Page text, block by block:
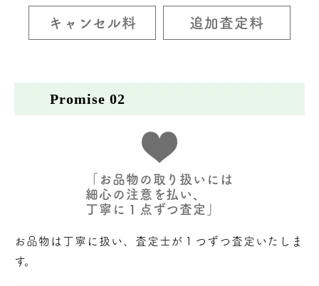
キャンセル料 追加査定料
Promise 02
「お品物の取り扱いには
細心の注意を払い、
丁寧に１点ずつ査定」
お品物は丁寧に扱い、査定士が１つずつ査定いたしま
す。